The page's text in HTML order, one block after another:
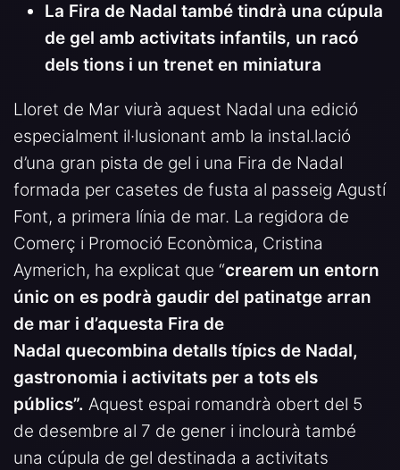
La Fira de Nadal també tindrà una cúpula
de gel amb activitats infantils, un racó
dels tions i un trenet en miniatura
Lloret de Mar viurà aquest Nadal una edició
especialment il·lusionant amb la instal.lació
d’una gran pista de gel i una Fira de Nadal
formada per casetes de fusta al passeig Agustí
Font, a primera línia de mar. La regidora de
Comerç i Promoció Econòmica, Cristina
Aymerich, ha explicat que “crearem un entorn
únic on es podrà gaudir del patinatge arran
de mar i d’aquesta Fira de
Nadal quecombina detalls típics de Nadal,
gastronomia i activitats per a tots els
públics”. Aquest espai romandrà obert del 5
de desembre al 7 de gener i inclourà també
una cúpula de gel destinada a activitats